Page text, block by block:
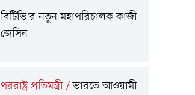
বিটিভি'র নতুন মহাপরিচালক কাজী
জেসিন
পররাষ্ট্র প্রতিমন্ত্রী/ভারতে আওয়ামী